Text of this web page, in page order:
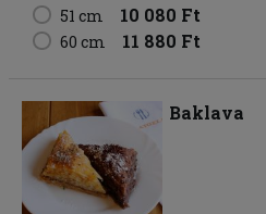
51 cm 10 080 Ft
60 cm 11 880 Ft
Baklava